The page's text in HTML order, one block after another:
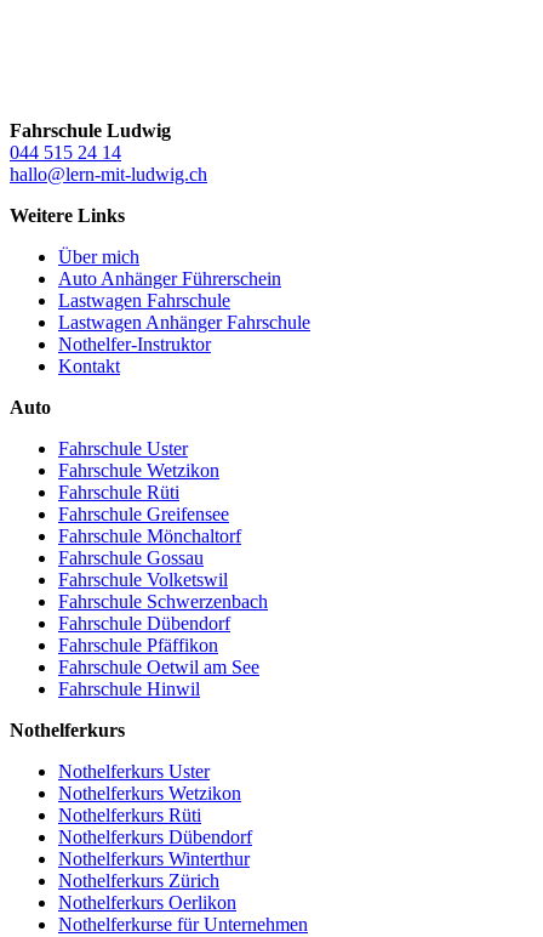
Fahrschule Ludwig
044 515 24 14
hallo@lern-mit-ludwig.ch
Weitere Links
Über mich
Auto Anhänger Führerschein
Lastwagen Fahrschule
Lastwagen Anhänger Fahrschule
Nothelfer-Instruktor
Kontakt
Auto
Fahrschule Uster
Fahrschule Wetzikon
Fahrschule Rüti
Fahrschule Greifensee
Fahrschule Mönchaltorf
Fahrschule Gossau
Fahrschule Volketswil
Fahrschule Schwerzenbach
Fahrschule Dübendorf
Fahrschule Pfäffikon
Fahrschule Oetwil am See
Fahrschule Hinwil
Nothelferkurs
Nothelferkurs Uster
Nothelferkurs Wetzikon
Nothelferkurs Rüti
Nothelferkurs Dübendorf
Nothelferkurs Winterthur
Nothelferkurs Zürich
Nothelferkurs Oerlikon
Nothelferkurse für Unternehmen